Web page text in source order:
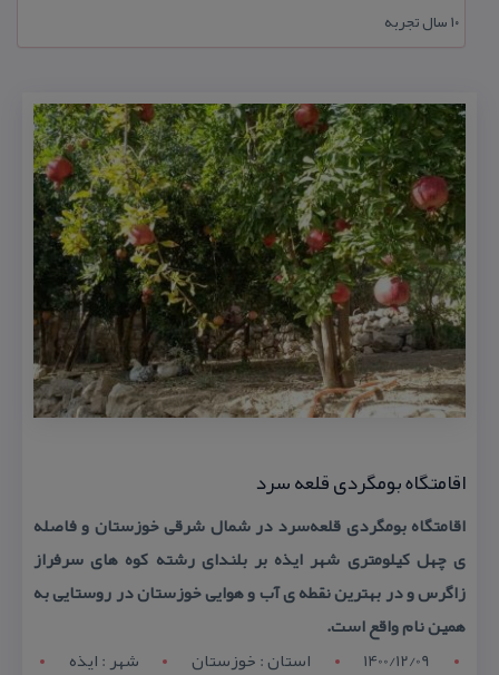
۱۰ سال تجربه
اقامتگاه بومگردی قلعه سرد
اقامتگاه بومگردی قلعه‌سرد در شمال شرقی خوزستان و فاصله
ی چهل كیلومتری شهر ایذه بر بلندای رشته كوه های سرفراز
زاگرس و در بهترین نقطه ی آب و هوایی خوزستان در روستایی به
همین نام واقع است.
1400/12/09
استان : خوزستان شهر : ايذه